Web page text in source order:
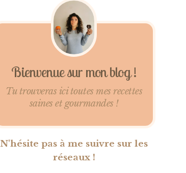
Bienvenue sur mon blog !
Tu trouveras ici toutes mes recettes
saines et gourmandes !
N'hésite pas à me suivre sur les
réseaux !